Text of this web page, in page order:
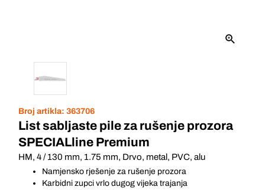
Broj artikla: 363706
List sabljaste pile za rušenje prozora
SPECIALline Premium
HM, 4 / 130 mm, 1.75 mm, Drvo, metal, PVC, alu
Namjensko rješenje za rušenje prozora
Karbidni zupci vrlo dugog vijeka trajanja